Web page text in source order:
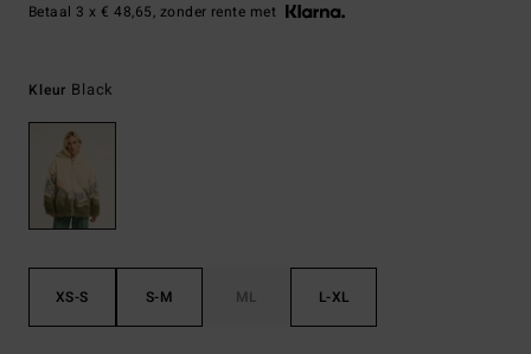
Betaal 3 x € 48,65, zonder rente met
Kleur Black
XS-S S-M ML L-XL